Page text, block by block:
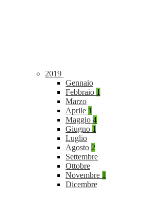
2019
Gennaio
Febbraio 1
Marzo
Aprile 1
Maggio 4
Giugno 1
Luglio
Agosto 2
Settembre
Ottobre
Novembre 1
Dicembre